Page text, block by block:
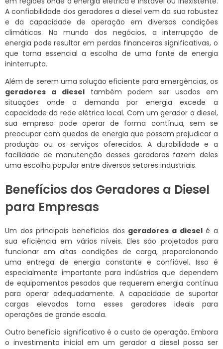
A confiabilidade dos geradores a diesel vem da sua robustez
e da capacidade de operação em diversas condições
climáticas. No mundo dos negócios, a interrupção de
energia pode resultar em perdas financeiras significativas, o
que torna essencial a escolha de uma fonte de energia
ininterrupta.
Além de serem uma solução eficiente para emergências, os
geradores a dieseltambém podem ser usados em
situações onde a demanda por energia excede a
capacidade da rede elétrica local. Com um gerador a diesel,
sua empresa pode operar de forma contínua, sem se
preocupar com quedas de energia que possam prejudicar a
produção ou os serviços oferecidos. A durabilidade e a
facilidade de manutenção desses geradores fazem deles
uma escolha popular entre diversos setores industriais.
Benefícios dos Geradores a Diesel
para Empresas
Um dos principais benefícios dos geradores a dieselé a
sua eficiência em vários níveis. Eles são projetados para
funcionar em altas condições de carga, proporcionando
uma entrega de energia constante e confiável. Isso é
especialmente importante para indústrias que dependem
de equipamentos pesados que requerem energia contínua
para operar adequadamente. A capacidade de suportar
cargas elevadas torna esses geradores ideais para
operações de grande escala.
Outro benefício significativo é o custo de operação. Embora
o investimento inicial em um gerador a diesel possa ser